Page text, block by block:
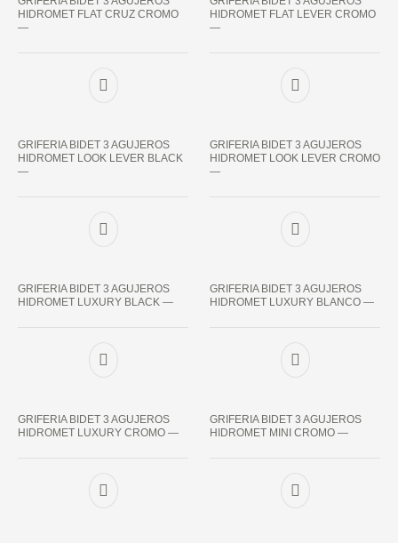
HIDROMET FLAT CRUZ CROMO
—
HIDROMET FLAT LEVER CROMO
—
GRIFERIA BIDET 3 AGUJEROS
HIDROMET LOOK LEVER BLACK
—
GRIFERIA BIDET 3 AGUJEROS
HIDROMET LOOK LEVER CROMO
—
GRIFERIA BIDET 3 AGUJEROS
HIDROMET LUXURY BLACK —
GRIFERIA BIDET 3 AGUJEROS
HIDROMET LUXURY BLANCO —
GRIFERIA BIDET 3 AGUJEROS
HIDROMET LUXURY CROMO —
GRIFERIA BIDET 3 AGUJEROS
HIDROMET MINI CROMO —